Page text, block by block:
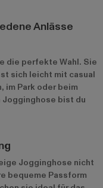
Anlässe
die perfekte Wahl. Sie
sich leicht mit casual
im Park oder beim
Jogginghose bist du
Jogginghose nicht
bequeme Passform